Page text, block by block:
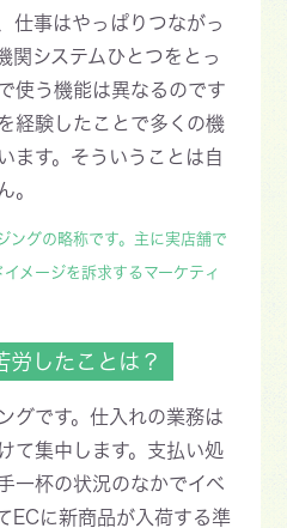
仕事はやっぱりつながっ
関システムひとつをとっ
使う機能は異なるのです
経験したことで多くの機
ます。そういうことは自
。
ングの略称です。主に実店舗で
メージを訴求するマーケティ
労したことは？
グです。仕入れの業務は
て集中します。支払い処
一杯の状況のなかでイベ
ECに新商品が入荷する準